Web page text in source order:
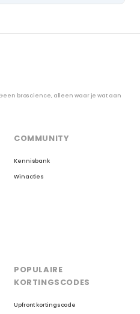
broscience, alleen waar je wat aan
COMMUNITY
Kennisbank
Winacties
POPULAIRE
KORTINGSCODES
Upfront kortingscode